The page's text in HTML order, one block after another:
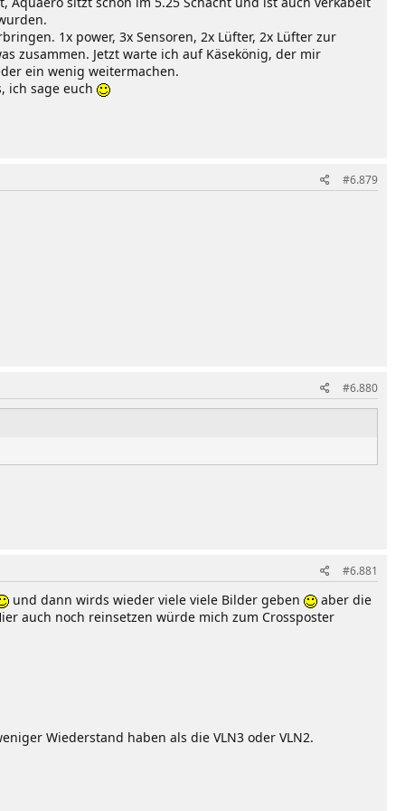
1x power, 3x Sensoren, 2x Lüfter, 2x Lüfter zur
zusammen. Jetzt warte ich auf Käsekönig, der mir
ein wenig weitermachen.
ich sage euch
#6.879
#6.880
#6.881
und dann wirds wieder viele viele Bilder geben
aber die
auch noch reinsetzen würde mich zum Crossposter
Wiederstand haben als die VLN3 oder VLN2.